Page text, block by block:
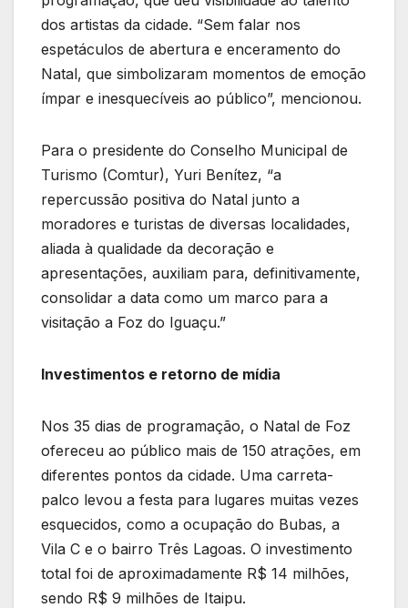
dos artistas da cidade. “Sem falar nos
espetáculos de abertura e enceramento do
Natal, que simbolizaram momentos de emoção
ímpar e inesquecíveis ao público”, mencionou.
Para o presidente do Conselho Municipal de
Turismo (Comtur), Yuri Benítez, “a
repercussão positiva do Natal junto a
moradores e turistas de diversas localidades,
aliada à qualidade da decoração e
apresentações, auxiliam para, definitivamente,
consolidar a data como um marco para a
visitação a Foz do Iguaçu.”
Investimentos e retorno de mídia
Nos 35 dias de programação, o Natal de Foz
ofereceu ao público mais de 150 atrações, em
diferentes pontos da cidade. Uma carreta-
palco levou a festa para lugares muitas vezes
esquecidos, como a ocupação do Bubas, a
Vila C e o bairro Três Lagoas. O investimento
total foi de aproximadamente R$ 14 milhões,
sendo R$ 9 milhões de Itaipu.